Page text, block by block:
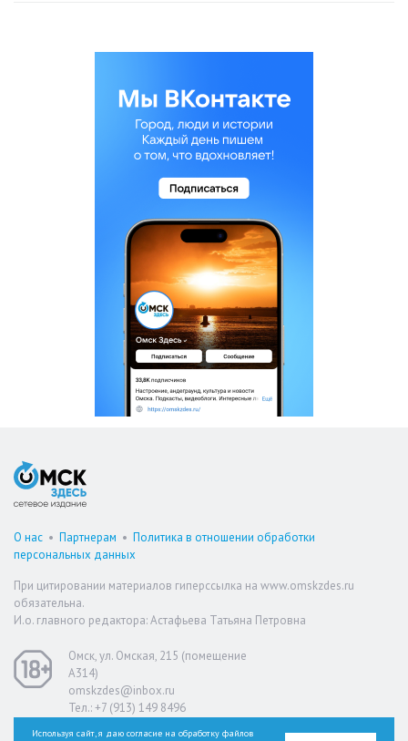
О нас • Партнерам • Политика в отношении обработки
персональных данных
При цитировании материалов гиперссылка на www.omskzdes.ru
обязательна.
И.о. главного редактора: Астафьева Татьяна Петровна
Омск, ул. Омская, 215 (помещение
А314)
omskzdes@inbox.ru
Тел.: +7 (913) 149 8496
Используя сайт, я даю согласие на обработку файлов